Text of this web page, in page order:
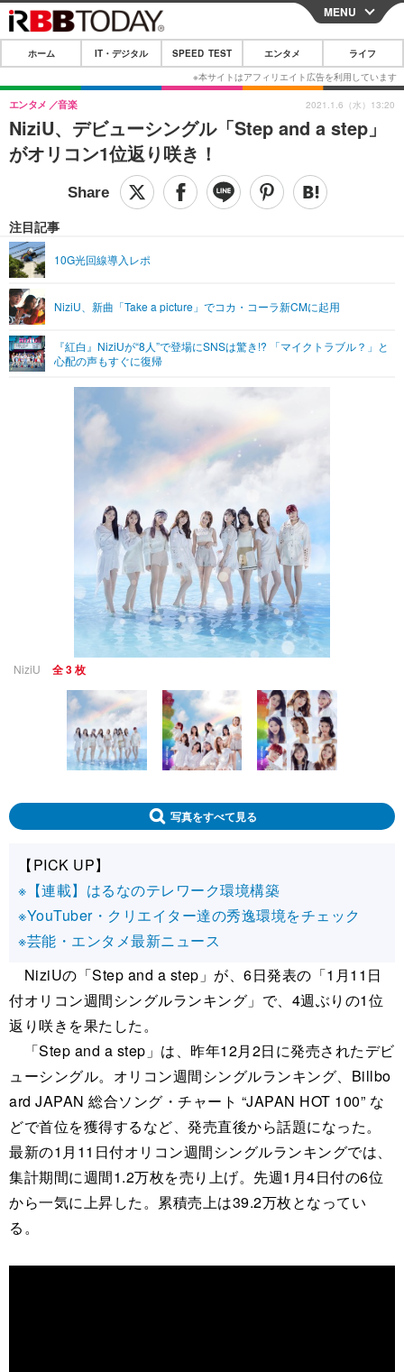
CLOSE
ホーム
IT・デジタル
IT・デジタルTOP スマートフォン
ショッピング その他
SPEED TEST
エンタメTOP 映画・ドラマ
グラビア ブログ
ショッピング その他
ライフTOP
リリース一覧
プッシュ通知の停止方法
MENU
ホーム IT・デジタル SPEED TEST エンタメ ライフ
NiziU、デビューシングル「Step and a step」
がオリコン1位返り咲き！
エンタメ 音楽
注目記事
10G光回線導入レポ
NiziU、新曲「Take a picture」でコカ・コーラ新CMに起用
『紅白』NiziUが“8人”で登場にSNSは驚き!? 「マイクトラブル？」と
心配の声もすぐに復帰
2021.1.6（水）13:20
NiziU 全 3 枚
写真をすべて見る
【PICK UP】
※【連載】はるなのテレワーク環境構築
※YouTuber・クリエイター達の秀逸環境をチェック
※芸能・エンタメ最新ニュース
NiziUの「Step and a step」が、6日発表の「1月11日
付オリコン週間シングルランキング」で、4週ぶりの1位
返り咲きを果たした。
「Step and a step」は、昨年12月2日に発売されたデビ
ューシングル。オリコン週間シングルランキング、Billbo
ard JAPAN 総合ソング・チャート “JAPAN HOT 100” な
どで首位を獲得するなど、発売直後から話題になった。
最新の1月11日付オリコン週間シングルランキングでは、
集計期間に週間1.2万枚を売り上げ。先週1月4日付の6位
から一気に上昇した。累積売上は39.2万枚となってい
る。